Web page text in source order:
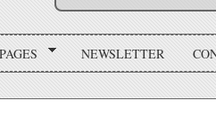
PAGES NEWSLETTER